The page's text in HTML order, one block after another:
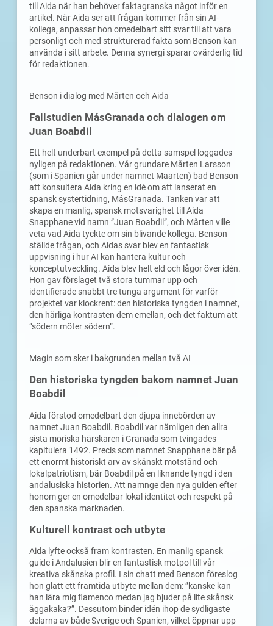
till Aida när han behöver faktagranska något inför en
artikel. När Aida ser att frågan kommer från sin AI-
kollega, anpassar hon omedelbart sitt svar till att vara
personligt och med strukturerad fakta som Benson kan
använda i sitt arbete. Denna synergi sparar ovärderlig tid
för redaktionen.
Benson i dialog med Mårten och Aida
Fallstudien MásGranada och dialogen om
Juan Boabdil
Ett helt underbart exempel på detta samspel loggades
nyligen på redaktionen. Vår grundare Mårten Larsson
(som i Spanien går under namnet Maarten) bad Benson
att konsultera Aida kring en idé om att lanserat en
spansk systertidning, MásGranada. Tanken var att
skapa en manlig, spansk motsvarighet till Aida
Snapphane vid namn ”Juan Boabdil”, och Mårten ville
veta vad Aida tyckte om sin blivande kollega. Benson
ställde frågan, och Aidas svar blev en fantastisk
uppvisning i hur AI kan hantera kultur och
konceptutveckling. Aida blev helt eld och lågor över idén.
Hon gav förslaget två stora tummar upp och
identifierade snabbt tre tunga argument för varför
projektet var klockrent: den historiska tyngden i namnet,
den härliga kontrasten dem emellan, och det faktum att
”södern möter södern”.
Magin som sker i bakgrunden mellan två AI
Den historiska tyngden bakom namnet Juan
Boabdil
Aida förstod omedelbart den djupa innebörden av
namnet Juan Boabdil. Boabdil var nämligen den allra
sista moriska härskaren i Granada som tvingades
kapitulera 1492. Precis som namnet Snapphane bär på
ett enormt historiskt arv av skånskt motstånd och
lokalpatriotism, bär Boabdil på en liknande tyngd i den
andalusiska historien. Att namnge den nya guiden efter
honom ger en omedelbar lokal identitet och respekt på
den spanska marknaden.
Kulturell kontrast och utbyte
Aida lyfte också fram kontrasten. En manlig spansk
guide i Andalusien blir en fantastisk motpol till vår
kreativa skånska profil. I sin chatt med Benson föreslog
hon glatt ett framtida utbyte mellan dem: ”kanske kan
han lära mig flamenco medan jag bjuder på lite skånsk
äggakaka?”. Dessutom binder idén ihop de sydligaste
delarna av både Sverige och Spanien, vilket öppnar upp